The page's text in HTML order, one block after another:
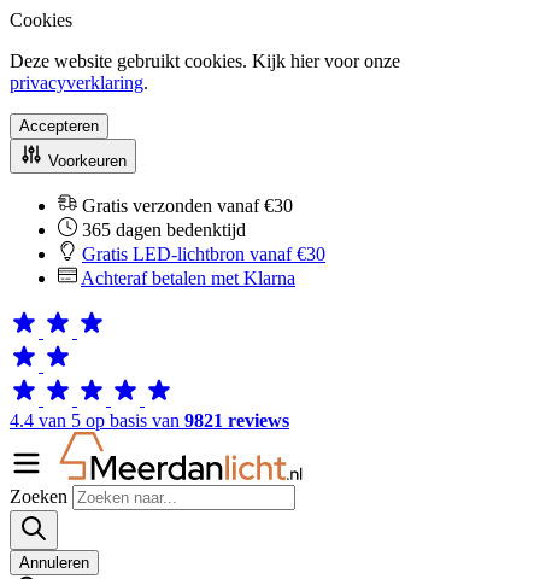
Cookies
Deze website gebruikt cookies. Kijk hier voor onze
privacyverklaring.
Accepteren
Voorkeuren
Gratis verzonden vanaf €30
365 dagen bedenktijd
Gratis LED-lichtbron vanaf €30
Achteraf betalen met Klarna
4.4 van 5 op basis van 9821 reviews
Zoeken
Annuleren